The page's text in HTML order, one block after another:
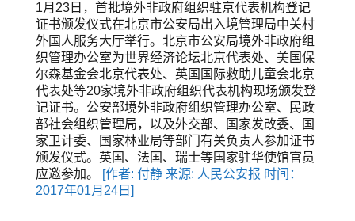
1月23日，首批境外非政府组织驻京代表机构登记
证书颁发仪式在北京市公安局出入境管理局中关村
外国人服务大厅举行。北京市公安局境外非政府组
织管理办公室为世界经济论坛北京代表处、美国保
尔森基金会北京代表处、英国国际救助儿童会北京
代表处等20家境外非政府组织代表机构现场颁发登
记证书。公安部境外非政府组织管理办公室、民政
部社会组织管理局，以及外交部、国家发改委、国
家卫计委、国家林业局等部门有关负责人参加证书
颁发仪式。英国、法国、瑞士等国家驻华使馆官员
应邀参加。
[作者: 付静 来源: 人民公安报 时间：
2017年01月24日]